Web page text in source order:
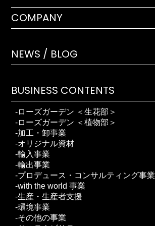
COMPANY
NEWS / BLOG
BUSINESS CONTENTS
ローズガーデン ＜生花部＞
ローズガーデン ＜植物部＞
加工・卸事業
オリジナル資材
輸入事業
輸出事業
プロデュース・コンサルティング事業
with the world 事業
生産・生産者支援
環境事業
その他の事業